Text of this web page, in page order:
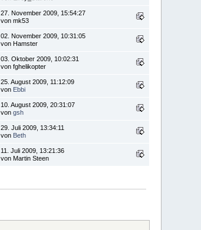
27. November 2009, 15:54:27
von mk53
02. November 2009, 10:31:05
von Hamster
03. Oktober 2009, 10:02:31
von fghelikopter
25. August 2009, 11:12:09
von Ebbi
10. August 2009, 20:31:07
vongsh
29. Juli 2009, 13:34:11
von Beth
11. Juli 2009, 13:21:36
von Martin Steen